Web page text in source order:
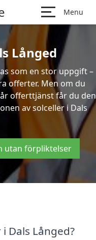
Menu
Långed
som en stor uppgift –
offerter. Men om du
offerttjänst får du den
av solceller i Dals
utan förpliktelser
Dals Långed?